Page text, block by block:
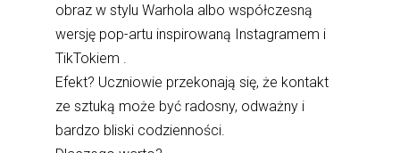
obraz w stylu Warhola albo współczesną
wersję pop-artu inspirowaną Instagramem i
TikTokiem .
Efekt? Uczniowie przekonają się, że kontakt
ze sztuką może być radosny, odważny i
bardzo bliski codzienności.